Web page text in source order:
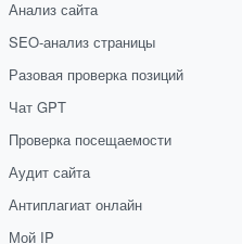
Анализ сайта
SEO-анализ страницы
Разовая проверка позиций
Чат GPT
Проверка посещаемости
Аудит сайта
Антиплагиат онлайн
Мой IP